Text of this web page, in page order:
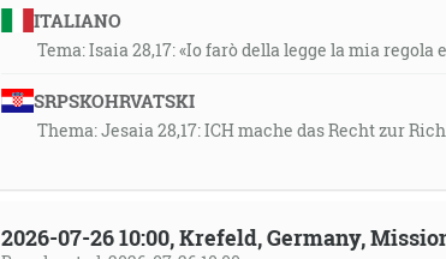
ITALIANO
Tema: Isaia 28,17: «Io farò della legge la mia
SRPSKOHRVATSKI
Thema: Jesaia 28,17: ICH mache das Recht zur
2026-07-26 10:00, Krefeld, Germany,